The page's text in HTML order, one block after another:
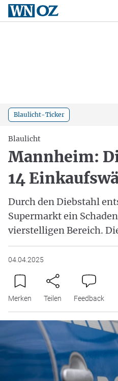
Blaulicht-Ticker
Blaulicht
Mannheim:
14
Durch den Diebstahl
Supermarkt ein
vierstelligen Bereich.
04.04.2025
Merken Teilen Feedback